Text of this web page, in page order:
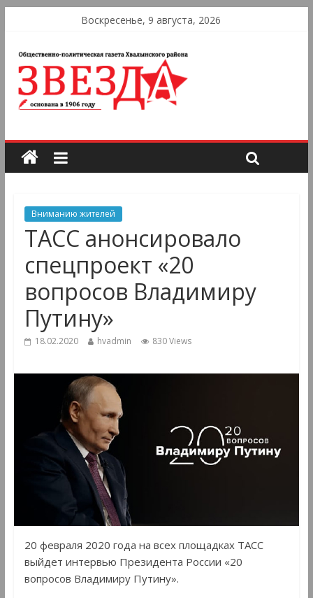
Воскресенье, 9 августа, 2026
Вниманию жителей
ТАСС анонсировало
спецпроект «20
вопросов Владимиру
Путину»
18.02.2020 hvadmin 830 Views
20 февраля 2020 года на всех площадках ТАСС
выйдет интервью Президента России «20
вопросов Владимиру Путину».